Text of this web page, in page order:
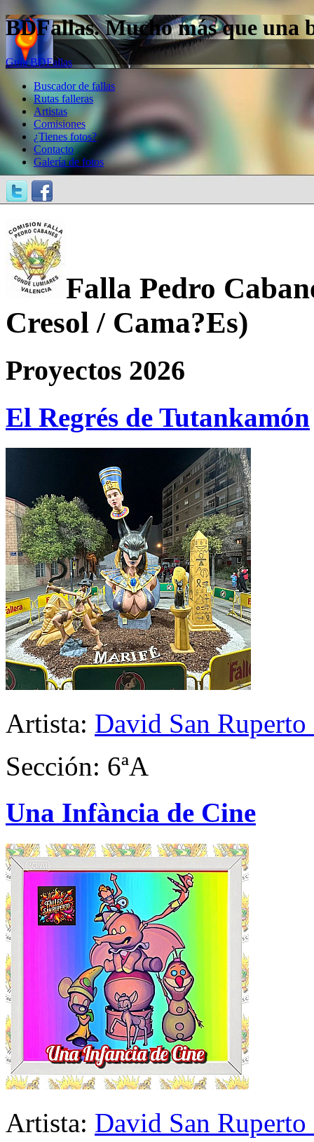
BDFallas. Mucho más que una
Guía BDFallas
Buscador de fallas
Rutas falleras
Artistas
Comisiones
¿Tienes fotos?
Contacto
Galería de fotos
Falla Pedro
Cresol / Cama?Es)
Proyectos 2026
El Regrés de Tutankamón
Artista: David San Ruperto
Sección: 6ªA
Una Infància de Cine
Artista: David San Ruperto